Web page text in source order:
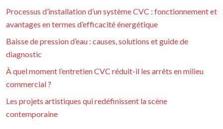
Processus d’installation d’un système CVC : fonctionnement et
avantages en termes d’efficacité énergétique
Baisse de pression d’eau : causes, solutions et guide de
diagnostic
À quel moment l’entretien CVC réduit-il les arrêts en milieu
commercial ?
Les projets artistiques qui redéfinissent la scène
contemporaine